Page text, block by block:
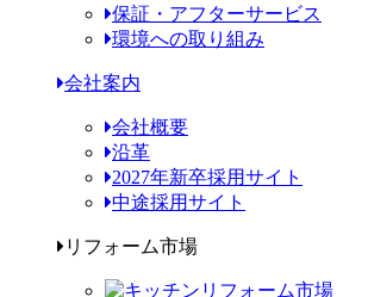
保証・アフターサービス
環境への取り組み
会社案内
会社概要
沿革
2027年新卒採用サイト
中途採用サイト
リフォーム市場